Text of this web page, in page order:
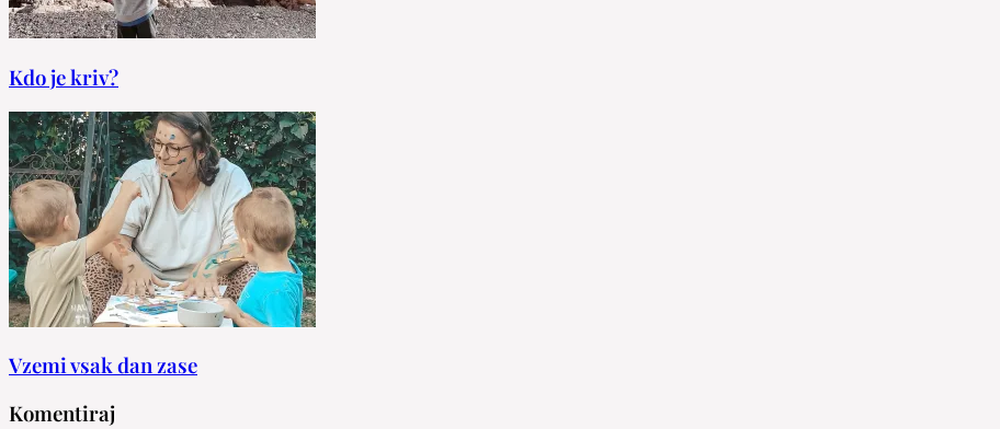
Kdo je kriv?
Vzemi vsak dan zase
Komentiraj